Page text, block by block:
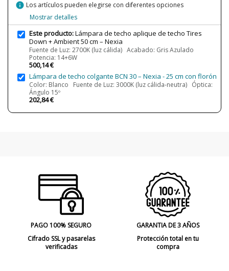
2500lm+600 lm
Potencia en Vatios
21+6W
Temperatura de Color
2700K (luz cálida)
3000K (luz cálida-neutra)
CRI (LED)
90
Bombilla Incluida?
Sí
info Los artículos pueden elegirse con diferentes opciones
Mostrar detalles
Este producto:Lámpara de techo aplique de techo Tires
Down + Ambient 50 cm – Nexia
Fuente de Luz: 2700K (luz cálida) Acabado: Gris Azulado
Potencia: 14+6W
500,14 €
Lámpara de techo colgante BCN 30 – Nexia - 25 cm con florón
Color: Blanco Fuente de Luz: 3000K (luz cálida-neutra) Óptica:
Ángulo 15º
202,84 €
PAGO 100% SEGURO
Cifrado SSL y pasarelas
verificadas
GARANTIA DE 3 AÑOS
Protección total en tu
compra